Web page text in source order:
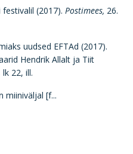
(2017). Postimees, 26.
uudsed EFTAd (2017).
Hendrik Allalt ja Tiit
lk 22, ill.
miiniväljal [f...